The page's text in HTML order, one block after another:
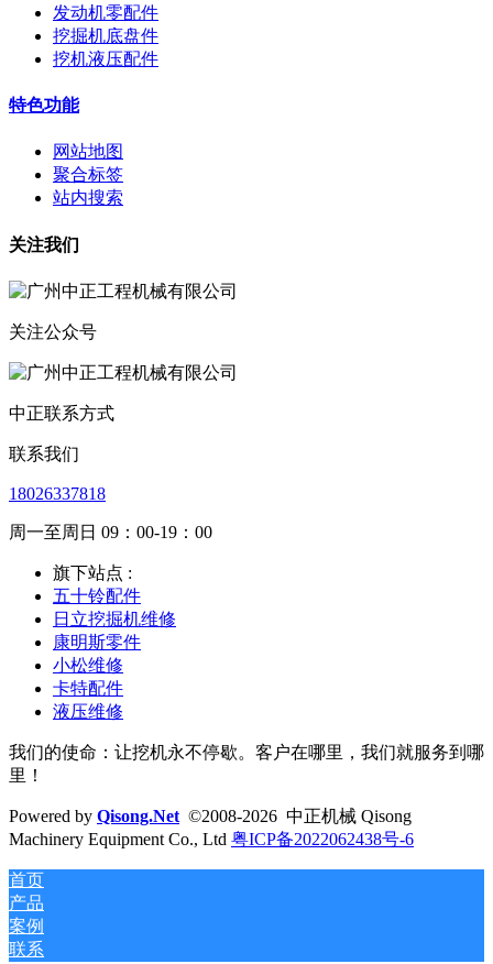
发动机零配件
挖掘机底盘件
挖机液压配件
特色功能
网站地图
聚合标签
站内搜索
关注我们
关注公众号
中正联系方式
联系我们
18026337818
周一至周日 09：00-19：00
旗下站点 :
五十铃配件
日立挖掘机维修
康明斯零件
小松维修
卡特配件
液压维修
我们的使命：让挖机永不停歇。客户在哪里，我们就服务到哪
里！
Powered by Qisong.Net ©2008-2026 中正机械 Qisong
Machinery Equipment Co., Ltd 粤ICP备2022062438号-6
首页
产品
案例
联系